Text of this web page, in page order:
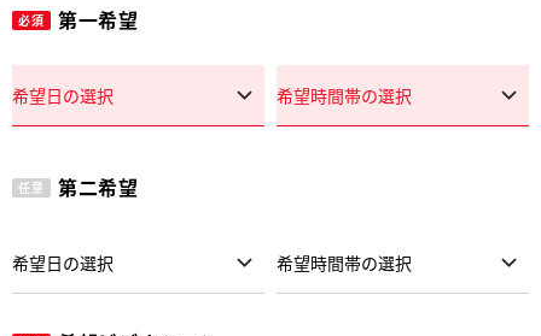
必須 第一希望
任意 第二希望